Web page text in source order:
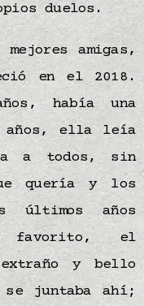
duelos.
amigas,
en el 2018.
había una
años, ella leía
a todos, sin
quería y los
años
favorito, el
y bello
se juntaba ahí;